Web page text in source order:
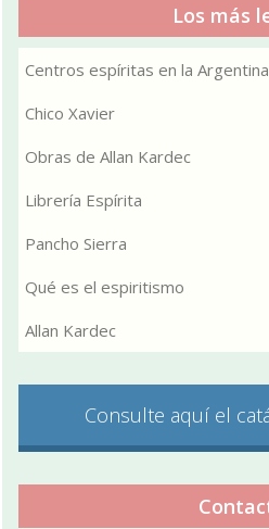
Los más
Centros espíritas en la Argentina
Chico Xavier
Obras de Allan Kardec
Librería Espírita
Pancho Sierra
Qué es el espiritismo
Allan Kardec
Consulte aquí el